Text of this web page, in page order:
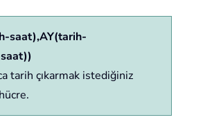
saat),AY(tarih-
tarih çıkarmak istediğiniz